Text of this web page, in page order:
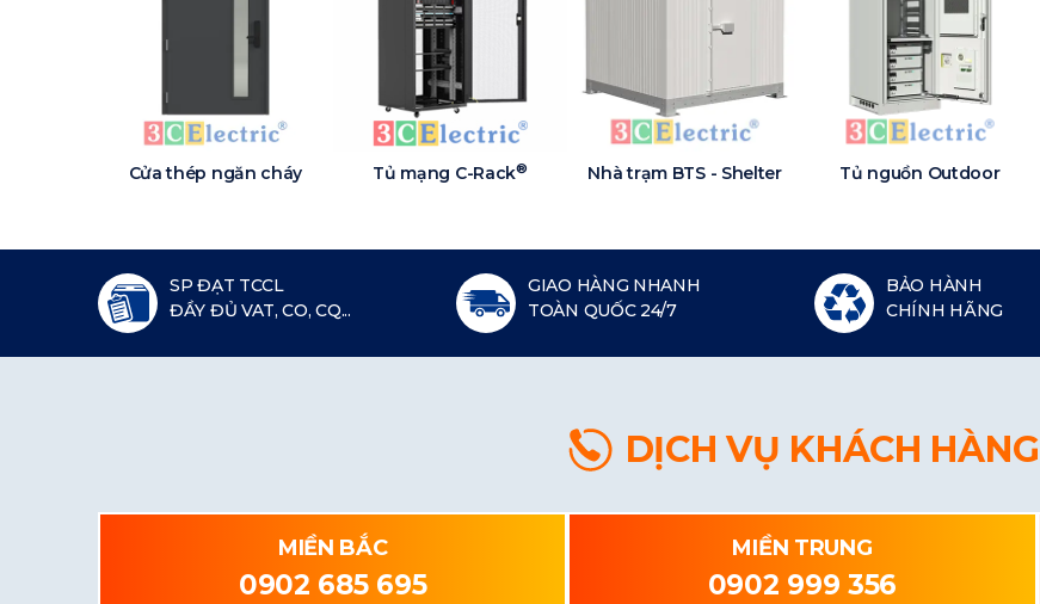
Cửa thép ngăn cháy Tủ mạng C-Rack® Nhà trạm BTS - Shelter Tủ nguồn Outdoor
SP ĐẠT TCCL
ĐẦY ĐỦ VAT, CO, CQ...
GIAO HÀNG NHANH
TOÀN QUỐC 24/7
BẢO HÀNH
CHÍNH HÃNG
DỊCH VỤ KHÁCH HÀNG
MIỀN BẮC
0902 685 695
MIỀN TRUNG
0902 999 356